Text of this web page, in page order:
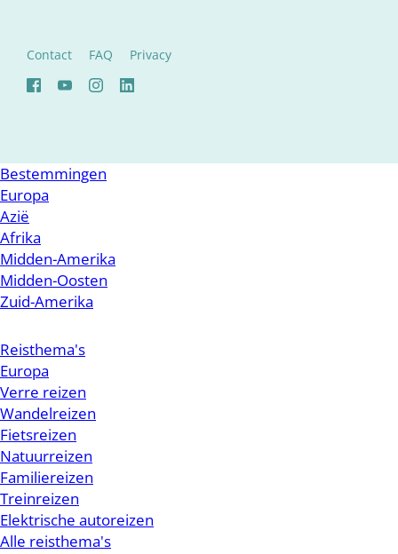
Contact FAQ Privacy
Bestemmingen
Europa
Azië
Afrika
Midden-Amerika
Midden-Oosten
Zuid-Amerika
Reisthema's
Europa
Verre reizen
Wandelreizen
Fietsreizen
Natuurreizen
Familiereizen
Treinreizen
Elektrische autoreizen
Alle reisthema's